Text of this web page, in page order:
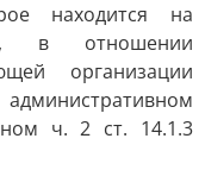
находится на
в отношении
организации
ч. 2 ст. 14.1.3